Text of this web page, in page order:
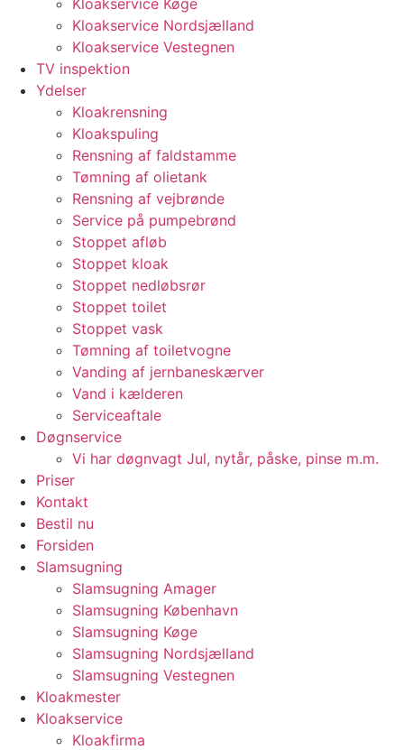
Kloakservice Køge
Kloakservice Nordsjælland
Kloakservice Vestegnen
TV inspektion
Ydelser
Kloakrensning
Kloakspuling
Rensning af faldstamme
Tømning af olietank
Rensning af vejbrønde
Service på pumpebrønd
Stoppet afløb
Stoppet kloak
Stoppet nedløbsrør
Stoppet toilet
Stoppet vask
Tømning af toiletvogne
Vanding af jernbaneskærver
Vand i kælderen
Serviceaftale
Døgnservice
Vi har døgnvagt Jul, nytår, påske, pinse m.m.
Priser
Kontakt
Bestil nu
Forsiden
Slamsugning
Slamsugning Amager
Slamsugning København
Slamsugning Køge
Slamsugning Nordsjælland
Slamsugning Vestegnen
Kloakmester
Kloakservice
Kloakfirma